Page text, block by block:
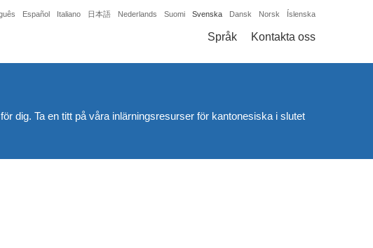
Español Italiano 日本語 Nederlands Suomi Svenska Dansk Norsk Íslenska
Språk Kontakta oss
dig. Ta en titt på våra inlärningsresurser för kantonesiska i slutet